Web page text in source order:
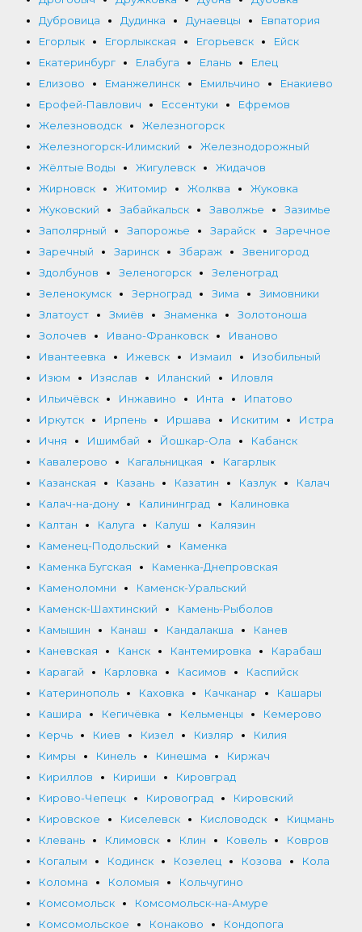
Дубровица
Дудинка Дунаевцы
Евпатория
Егорлык
Егорлыкская Егорьевск
Ейск
Екатеринбург
Елабуга Елань
Елец
Елизово
Еманжелинск Емильчино
Енакиево
Ерофей-Павлович
Ессентуки
Ефремов
Железноводск
Железногорск
Железногорск-Илимский
Железнодорожный
Жёлтые Воды
Жигулевск
Жидачов
Жирновск
Житомир Жолква
Жуковка
Жуковский
Забайкальск Заволжье
Зазимье
Заполярный
Запорожье Зарайск
Заречное
Заречный
Заринск Збараж
Звенигород
Здолбунов
Зеленогорск
Зеленоград
Зеленокумск
Зерноград Зима
Зимовники
Златоуст
Змиёв Знаменка
Золотоноша
Золочев
Ивано-Франковск
Иваново
Ивантеевка
Ижевск Измаил
Изобильный
Изюм
Изяслав Иланский
Иловля
Ильичёвск
Инжавино Инта
Ипатово
Иркутск
Ирпень Иршава Искитим
Истра
Ичня
Ишимбай Йошкар-Ола
Кабанск
Кавалерово
Кагальницкая
Кагарлык
Казанская
Казань Казатин Казлук
Калач
Калач-на-дону
Калининград
Калиновка
Калтан
Калуга Калуш
Калязин
Каменец-Подольский
Каменка
Каменка Бугская
Каменка-Днепровская
Каменоломни
Каменск-Уральский
Каменск-Шахтинский
Камень-Рыболов
Камышин
Канаш Кандалакша
Канев
Каневская
Канск Кантемировка
Карабаш
Карагай
Карловка Касимов
Каспийск
Катеринополь
Каховка Качканар
Кашары
Кашира
Кегичёвка Кельменцы
Кемерово
Керчь
Киев Кизел Кизляр
Килия
Кимры
Кинель Кинешма
Киржач
Кириллов
Кириши
Кировград
Кирово-Чепецк
Кировоград
Кировский
Кировское
Киселевск Кисловодск
Кицмань
Клевань
Климовск Клин Ковель
Ковров
Когалым
Кодинск Козелец Козова
Кола
Коломна
Коломыя
Кольчугино
Комсомольск
Комсомольск-на-Амуре
Комсомольское
Конаково
Кондопога